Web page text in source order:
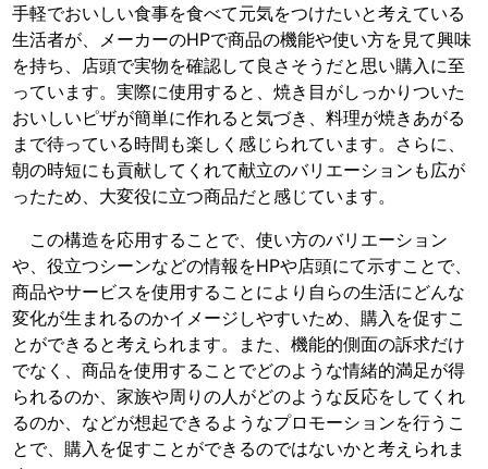
手軽でおいしい食事を食べて元気をつけたいと考えている
生活者が、メーカーのHPで商品の機能や使い方を見て興味
を持ち、店頭で実物を確認して良さそうだと思い購入に至
っています。実際に使用すると、焼き目がしっかりついた
おいしいピザが簡単に作れると気づき、料理が焼きあがる
まで待っている時間も楽しく感じられています。さらに、
朝の時短にも貢献してくれて献立のバリエーションも広が
ったため、大変役に立つ商品だと感じています。
この構造を応用することで、使い方のバリエーション
や、役立つシーンなどの情報をHPや店頭にて示すことで、
商品やサービスを使用することにより自らの生活にどんな
変化が生まれるのかイメージしやすいため、購入を促すこ
とができると考えられます。また、機能的側面の訴求だけ
でなく、商品を使用することでどのような情緒的満足が得
られるのか、家族や周りの人がどのような反応をしてくれ
るのか、などが想起できるようなプロモーションを行うこ
とで、購入を促すことができるのではないかと考えられま